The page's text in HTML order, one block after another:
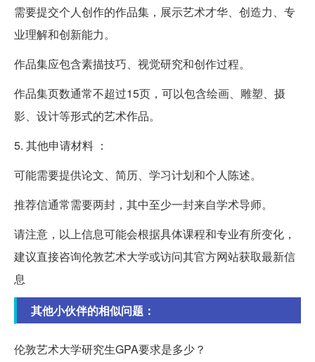
需要提交个人创作的作品集，展示艺术才华、创造力、专
业理解和创新能力。
作品集应包含素描技巧、视觉研究和创作过程。
作品集页数通常不超过15页，可以包含绘画、雕塑、摄
影、设计等形式的艺术作品。
5. 其他申请材料 ：
可能需要提供论文、简历、学习计划和个人陈述。
推荐信通常需要两封，其中至少一封来自学术导师。
请注意，以上信息可能会根据具体课程和专业有所变化，
建议直接咨询伦敦艺术大学或访问其官方网站获取最新信
息
其他小伙伴的相似问题：
伦敦艺术大学研究生GPA要求是多少？